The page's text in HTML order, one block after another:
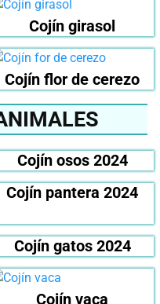
Cojín girasol
Cojín flor de cerezo
Cojín osos 2024
Cojín pantera 2024
Cojín gatos 2024
Cojín vaca